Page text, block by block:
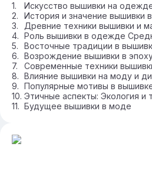
Искусство вышивки на
История и значение вышивки
Древние техники вышивки и
Роль вышивки в одежде
Восточные традиции в
Возрождение вышивки в
Современные техники
Влияние вышивки на моду и
Популярные мотивы в
Этичные аспекты: Экология и
Будущее вышивки в моде